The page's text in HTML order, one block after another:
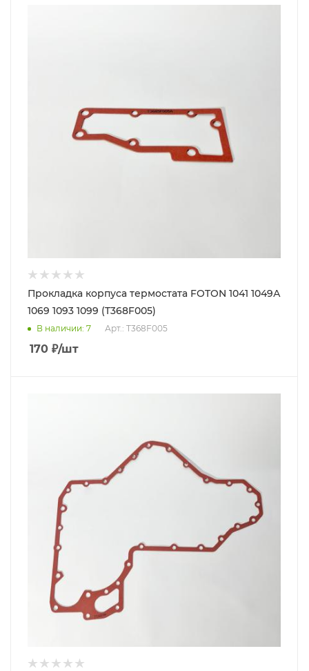
Прокладка корпуса термостата FOTON 1041 1049А
1069 1093 1099 (T368F005)
В наличии: 7 Арт.: T368F005
170 ₽/шт